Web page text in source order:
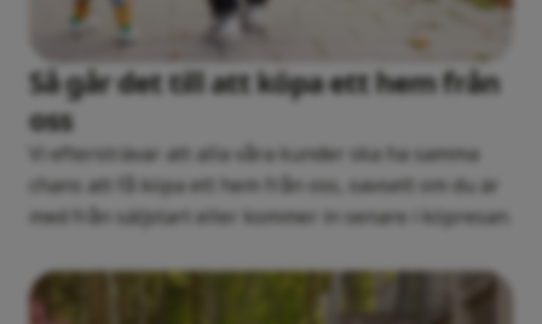
Så går det till att köpa ett hem från
oss
Vi eftersträvar att alla våra kunder ska ha samma
chans att få köpa ett hem från oss, oavsett om du är
med från säljstart eller kommer in senare i köpresan.